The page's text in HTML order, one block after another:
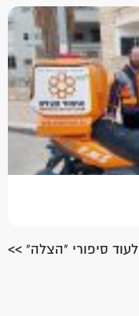
לעוד סיפורי "הצלה" >>